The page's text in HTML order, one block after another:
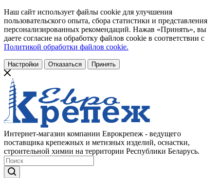
Наш сайт использует файлы cookie для улучшения
пользовательского опыта, сбора статистики и представления
персонализированных рекомендаций. Нажав «Принять», вы
даете согласие на обработку файлов cookie в соответствии с
Политикой обработки файлов cookie.
Настройки Отказаться Принять
Интернет-магазин компании Еврокрепеж - ведущего
поставщика крепежных и метизных изделий, оснастки,
строительной химии на территории Республики Беларусь.